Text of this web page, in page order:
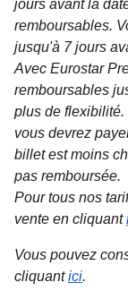
jours avant la
remboursables.
jusqu'à 7 jours
Avec Eurostar
remboursables
plus de flexibilité.
vous devrez
billet est moins
pas remboursée.
Pour tous nos
vente en cliquant
Vous pouvez
cliquantici.